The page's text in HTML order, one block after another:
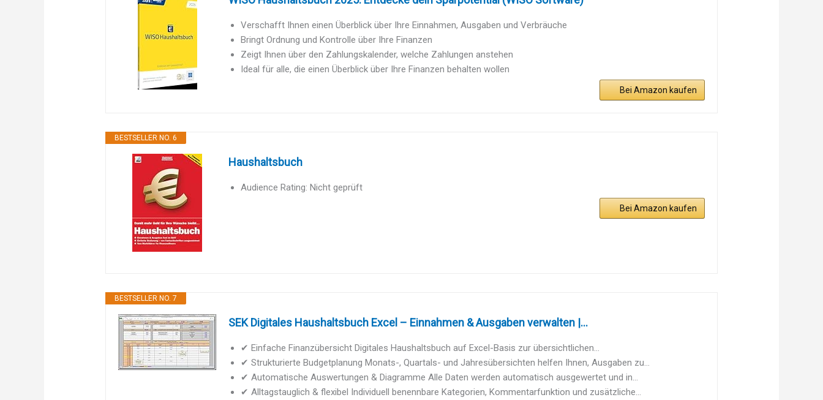
Verschafft Ihnen einen Überblick über Ihre Einnahmen, Ausgaben und Verbräuche
Bringt Ordnung und Kontrolle über Ihre Finanzen
Zeigt Ihnen über den Zahlungskalender, welche Zahlungen anstehen
Ideal für alle, die einen Überblick über Ihre Finanzen behalten wollen
Bei Amazon kaufen
BESTSELLER NO. 6
Haushaltsbuch
Audience Rating: Nicht geprüft
Bei Amazon kaufen
BESTSELLER NO. 7
SEK Digitales Haushaltsbuch Excel – Einnahmen & Ausgaben verwalten |...
✔ Einfache Finanzübersicht Digitales Haushaltsbuch auf Excel-Basis zur übersichtlichen...
✔ Strukturierte Budgetplanung Monats-, Quartals- und Jahresübersichten helfen Ihnen, Ausgaben zu...
✔ Automatische Auswertungen & Diagramme Alle Daten werden automatisch ausgewertet und in...
✔ Alltagstauglich & flexibel Individuell benennbare Kategorien, Kommentarfunktion und zusätzliche...